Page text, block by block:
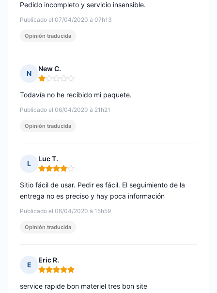
Publicado el 07/04/2020 à 07h13
Pedido incompleto y servicio insensible.
Opinión traducida
N
New C.
Nota: 1 de 5
Publicado el 06/04/2020 à 21h21
Todavía no he recibido mi paquete.
Opinión traducida
L
Luc T.
Nota: 4 de 5
Publicado el 06/04/2020 à 15h59
Sitio fácil de usar. Pedir es fácil. El seguimiento de la
entrega no es preciso y hay poca información
Opinión traducida
E
Eric R.
Nota: 5 de 5
service rapide bon materiel tres bon site